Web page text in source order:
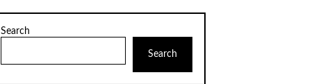
Search
Search